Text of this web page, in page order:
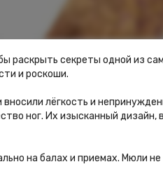
раскрыть секреты одной из
и роскоши.
лёгкость и
ног. Их изысканный дизайн,
на балах и приемах. Мюли не